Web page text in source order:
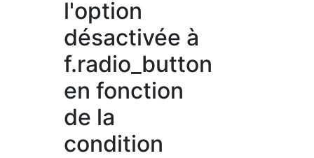
l'option
désactivée à
f.radio_button
en fonction
de la
condition